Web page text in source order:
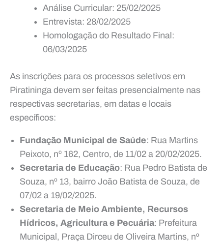
Análise Curricular: 25/02/2025
Entrevista: 28/02/2025
Homologação do Resultado Final:
06/03/2025
As inscrições para os processos seletivos em
Piratininga devem ser feitas presencialmente nas
respectivas secretarias, em datas e locais
específicos:
Fundação Municipal de Saúde: Rua Martins
Peixoto, nº 162, Centro, de 11/02 a 20/02/2025.
Secretaria de Educação: Rua Pedro Batista de
Souza, nº 13, bairro João Batista de Souza, de
07/02 a 19/02/2025.
Secretaria de Meio Ambiente, Recursos
Hídricos, Agricultura e Pecuária: Prefeitura
Municipal, Praça Dirceu de Oliveira Martins, nº